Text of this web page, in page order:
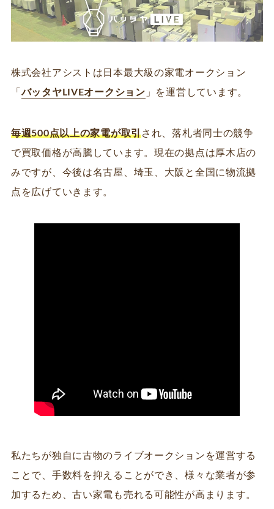
株式会社アシストは日本最大級の家電オークション
「バッタヤLIVEオークション 」を運営しています。
毎週500点以上の家電が取引され、落札者同士の競争
で買取価格が高騰しています。現在の拠点は厚木店の
みですが、今後は名古屋、埼玉、大阪と全国に物流拠
点を広げていきます。
私たちが独自に古物のライブオークションを運営する
ことで、手数料を抑えることができ、様々な業者が参
加するため、古い家電も売れる可能性が高まります。